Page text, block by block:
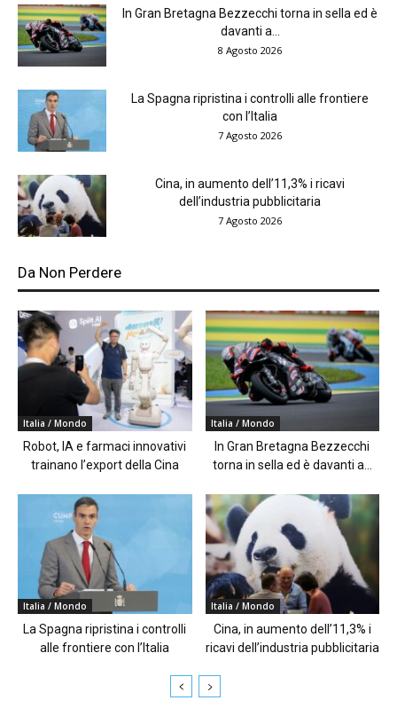
In Gran Bretagna Bezzecchi torna in sella ed è
davanti a...
8 Agosto 2026
La Spagna ripristina i controlli alle frontiere
con l’Italia
7 Agosto 2026
Cina, in aumento dell’11,3% i ricavi
dell’industria pubblicitaria
7 Agosto 2026
Da Non Perdere
Italia / Mondo
Robot, IA e farmaci innovativi
trainano l’export della Cina
Italia / Mondo
In Gran Bretagna Bezzecchi
torna in sella ed è davanti a...
Italia / Mondo
La Spagna ripristina i controlli
alle frontiere con l’Italia
Italia / Mondo
Cina, in aumento dell’11,3% i
ricavi dell’industria pubblicitaria